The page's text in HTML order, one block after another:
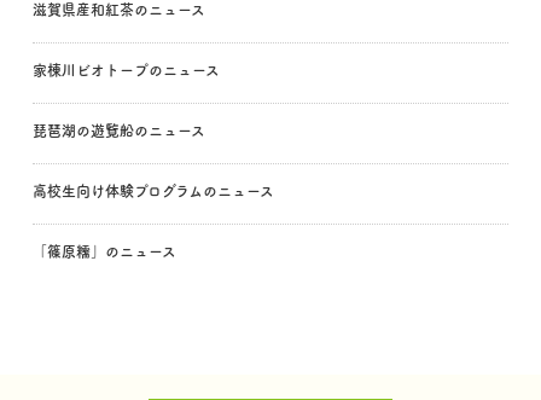
滋賀県産和紅茶のニュース
家棟川ビオトープのニュース
琵琶湖の遊覧船のニュース
高校生向け体験プログラムのニュース
「篠原糯」のニュース